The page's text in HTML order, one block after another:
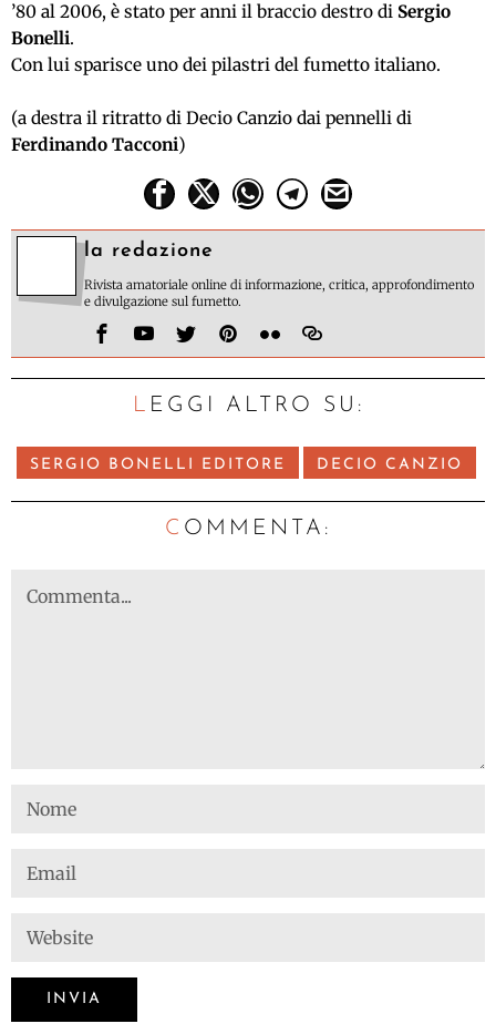
’80 al 2006, è stato per anni il braccio destro di Sergio
Bonelli.
Con lui sparisce uno dei pilastri del fumetto italiano.
(a destra il ritratto di Decio Canzio dai pennelli di
Ferdinando Tacconi)
la redazione
Rivista amatoriale online di informazione, critica, approfondimento
e divulgazione sul fumetto.
LEGGI ALTRO SU:
SERGIO BONELLI EDITORE DECIO CANZIO
C OMMENTA: